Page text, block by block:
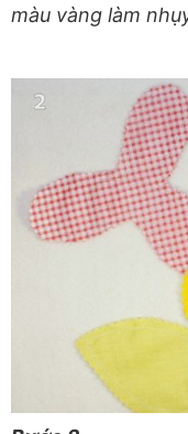
màu vàng làm